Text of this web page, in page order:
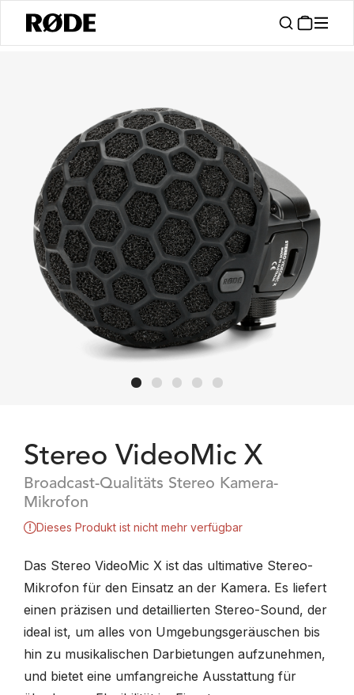
Stereo VideoMic X
Broadcast-Qualitäts Stereo Kamera-
Mikrofon
Dieses Produkt ist nicht mehr verfügbar
Das Stereo VideoMic X ist das ultimative Stereo-
Mikrofon für den Einsatz an der Kamera. Es liefert
einen präzisen und detaillierten Stereo-Sound, der
ideal ist, um alles von Umgebungsgeräuschen bis
hin zu musikalischen Darbietungen aufzunehmen,
und bietet eine umfangreiche Ausstattung für